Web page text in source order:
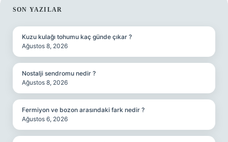
SIDEBAR
SON YAZILAR
Kuzu kulağı tohumu kaç günde çıkar ?
Ağustos 8, 2026
Nostalji sendromu nedir ?
Ağustos 8, 2026
Fermiyon ve bozon arasındaki fark nedir ?
Ağustos 6, 2026